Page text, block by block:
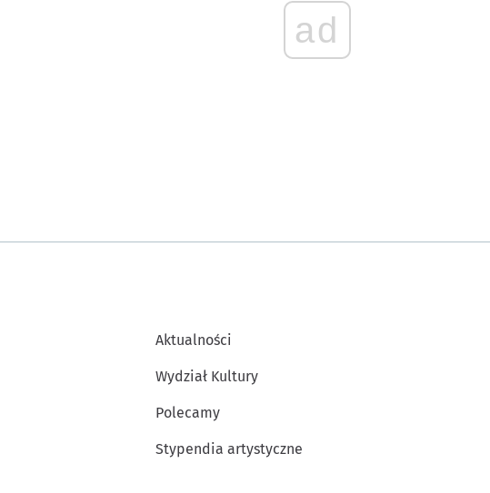
ad
Aktualności
Wydział Kultury
Polecamy
Stypendia artystyczne